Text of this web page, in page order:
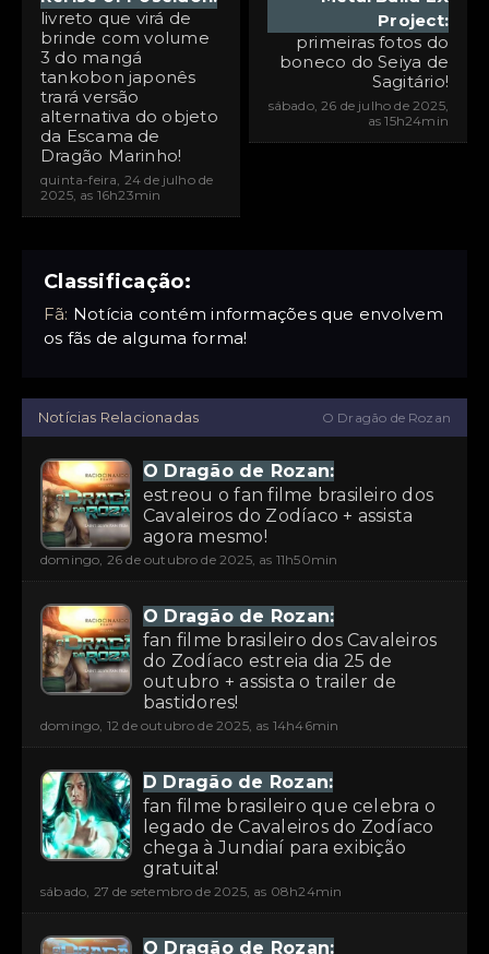
livreto que virá de
brinde com volume
3 do mangá
tankobon japonês
trará versão
alternativa do objeto
da Escama de
Dragão Marinho!
quinta-feira, 24 de julho de
2025, as 16h23min
Project:
primeiras fotos do
boneco do Seiya de
Sagitário!
sábado, 26 de julho de 2025,
as 15h24min
Classificação:
Fã: Notícia contém informações que envolvem
os fãs de alguma forma!
Notícias Relacionadas O Dragão de Rozan
O Dragão de Rozan:
estreou o fan filme brasileiro dos
Cavaleiros do Zodíaco + assista
agora mesmo!
domingo, 26 de outubro de 2025, as 11h50min
O Dragão de Rozan:
fan filme brasileiro dos Cavaleiros
do Zodíaco estreia dia 25 de
outubro + assista o trailer de
bastidores!
domingo, 12 de outubro de 2025, as 14h46min
D Dragão de Rozan:
fan filme brasileiro que celebra o
legado de Cavaleiros do Zodíaco
chega à Jundiaí para exibição
gratuita!
sábado, 27 de setembro de 2025, as 08h24min
O Dragão de Rozan: